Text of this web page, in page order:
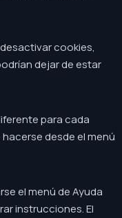
cookies,
dejar de estar
para cada
desde el menú
el menú de Ayuda
instrucciones. El